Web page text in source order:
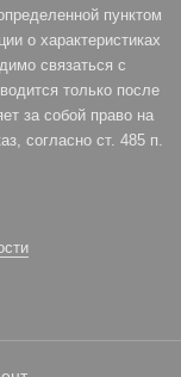
пунктом
о характеристиках
связаться с
только после
за собой право на
согласно ст. 485 п.